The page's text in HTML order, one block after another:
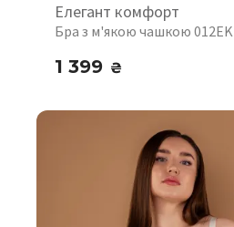
Елегант комфорт
Бра з м'якою чашкою 012EK
1 399 ₴